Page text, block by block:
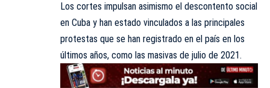
Los cortes impulsan asimismo el descontento social
en Cuba y han estado vinculados a las principales
protestas que se han registrado en el país en los
últimos años, como las masivas de julio de 2021.